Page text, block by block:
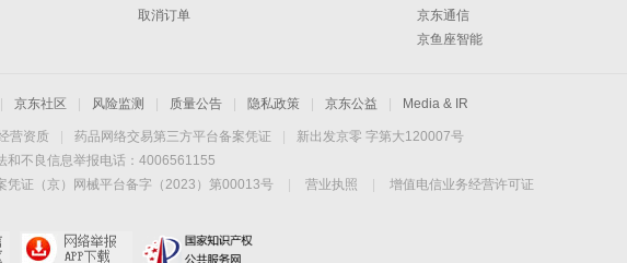
取消订单
京东通信
京鱼座智能
京东社区 风险监测 质量公告 隐私政策 京东公益 Media & IR
营资质 药品网络交易第三方平台备案凭证
新出发京零 字第大120007号
和不良信息举报电话：4006561155
凭证（京）网械平台备字（2023）第00013号 营业执照
增值电信业务经营许可证